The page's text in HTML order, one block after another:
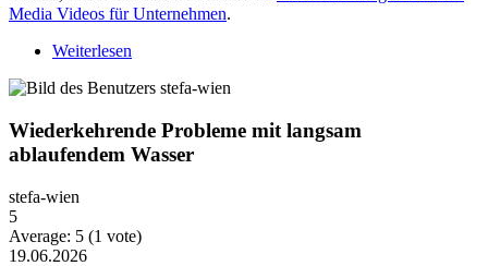
Media Videos für Unternehmen.
Weiterlesen
Wiederkehrende Probleme mit langsam
ablaufendem Wasser
stefa-wien
5
Average: 5 (1 vote)
19.06.2026